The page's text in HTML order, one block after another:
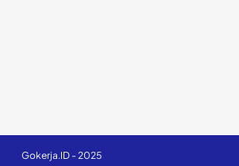
Gokerja.ID - 2025